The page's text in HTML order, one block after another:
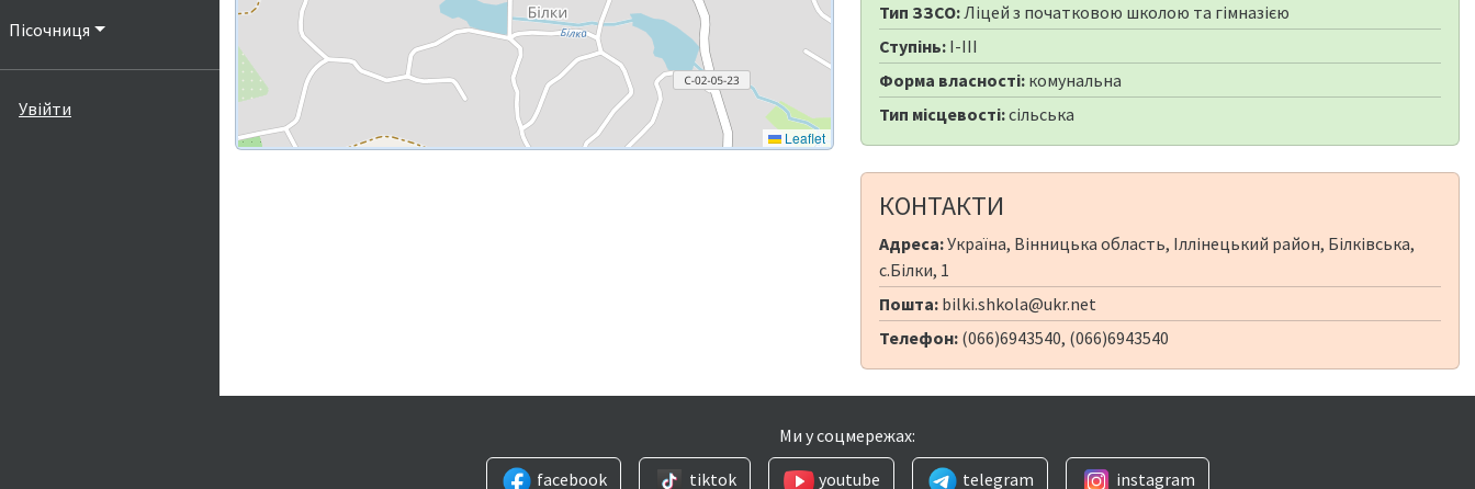
Пісочниця
Увійти
Leaflet
Тип ЗЗСО:Ліцей з початковою школою та гімназією
Ступінь: I-III
Форма власності: комунальна
Тип місцевості:сільська
КОНТАКТИ
Адреса:Україна, Вінницька область, Іллінецький район, Білківська,
с.Білки, 1
Пошта: bilki.shkola@ukr.net
Телефон: (066)6943540, (066)6943540
Ми у соцмережах:
facebook
tiktok youtube telegram instagram